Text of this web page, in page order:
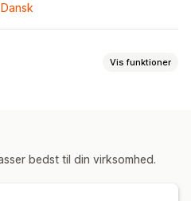
Vis funktioner
bedst til din virksomhed.